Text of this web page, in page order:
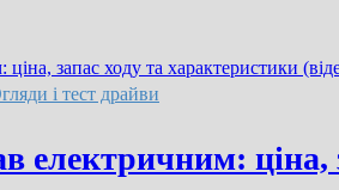
і тест драйви
електричним: ціна,